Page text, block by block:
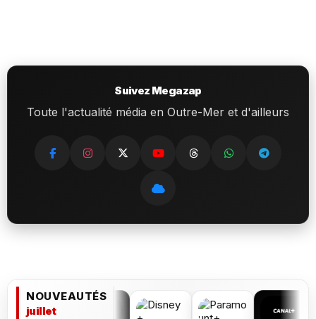
Suivez Megazap
Toute l'actualité média en Outre-Mer et d'ailleurs
NOUVEAUTÉS
juillet